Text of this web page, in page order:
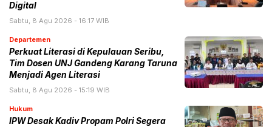
Digital
Sabtu, 8 Agu 2026 - 16:17 WIB
Departemen
Perkuat Literasi di Kepulauan Seribu,
Tim Dosen UNJ Gandeng Karang Taruna
Menjadi Agen Literasi
Sabtu, 8 Agu 2026 - 15:19 WIB
Hukum
IPW Desak Kadiv Propam Polri Segera